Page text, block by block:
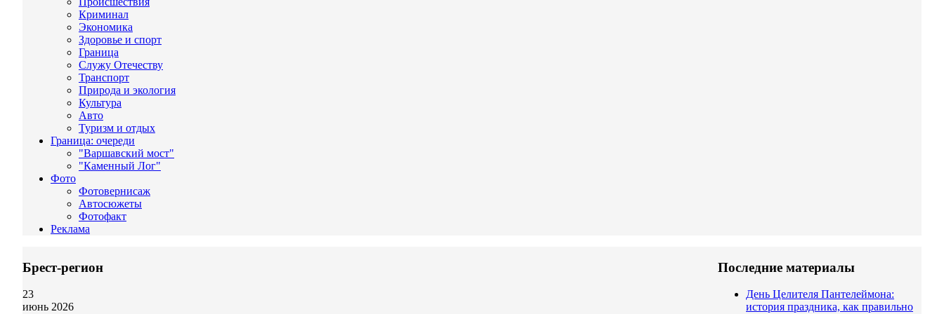
Криминал
Экономика
Здоровье и спорт
Граница
Служу Отечеству
Транспорт
Природа и экология
Культура
Авто
Туризм и отдых
Граница: очереди
"Варшавский мост"
"Каменный Лог"
Фото
Фотовернисаж
Автосюжеты
Фотофакт
Реклама
Брест-регион
23
июнь 2026
Последние материалы
День Целителя Пантелеймона:
история праздника, как правильно